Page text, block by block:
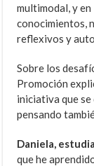
multimodal, y
conocimientos,
reflexivos y
Sobre los
Promoción
iniciativa que
pensando
Daniela,
que he